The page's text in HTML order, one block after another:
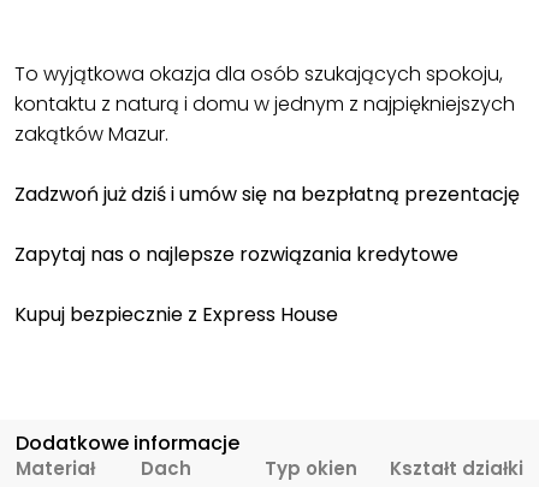
To wyjątkowa okazja dla osób szukających spokoju,
kontaktu z naturą i domu w jednym z najpiękniejszych
zakątków Mazur.
Zadzwoń już dziś i umów się na bezpłatną prezentację
Zapytaj nas o najlepsze rozwiązania kredytowe
Kupuj bezpiecznie z Express House
Dodatkowe informacje
Materiał
Dach
Typ okien
Kształt działki